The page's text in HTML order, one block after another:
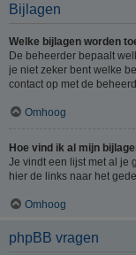
Bijlagen
Welke bijlagen worden
De beheerder bepaalt
je niet zeker bent welke
contact op met de
Omhoog
Hoe vind ik al mijn
Je vindt een lijst met al je
hier de links naar het
Omhoog
phpBB vragen